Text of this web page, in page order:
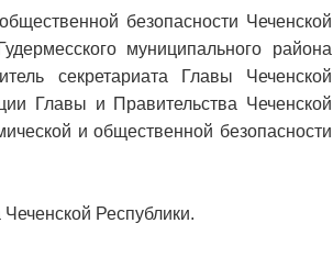
безопасности Чеченской
муниципального района
секретариата Главы Чеченской
Главы и Правительства Чеченской
и общественной безопасности
Республики.